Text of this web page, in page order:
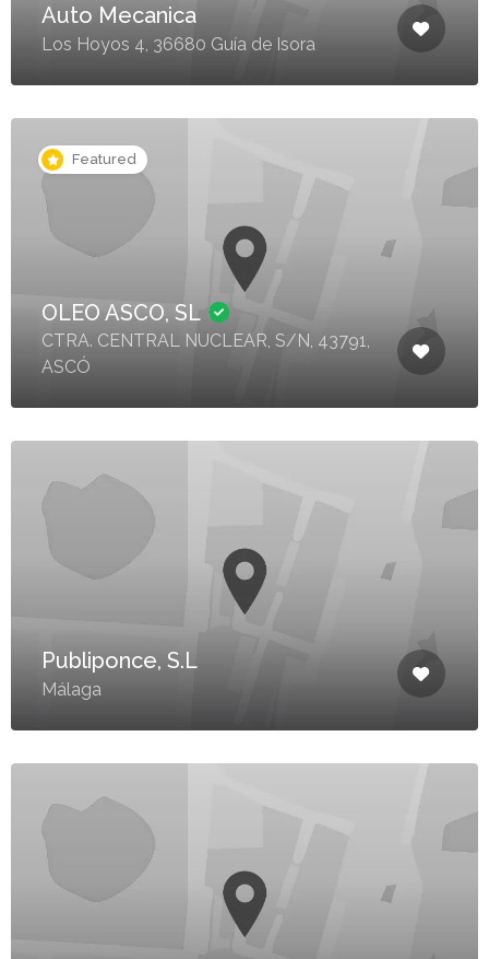
Auto Mecanica
Los Hoyos 4, 36680 Guía de Isora
Featured
OLEO ASCO, SL
CTRA. CENTRAL NUCLEAR, S/N, 43791,
ASCÓ
Publiponce, S.L
Málaga